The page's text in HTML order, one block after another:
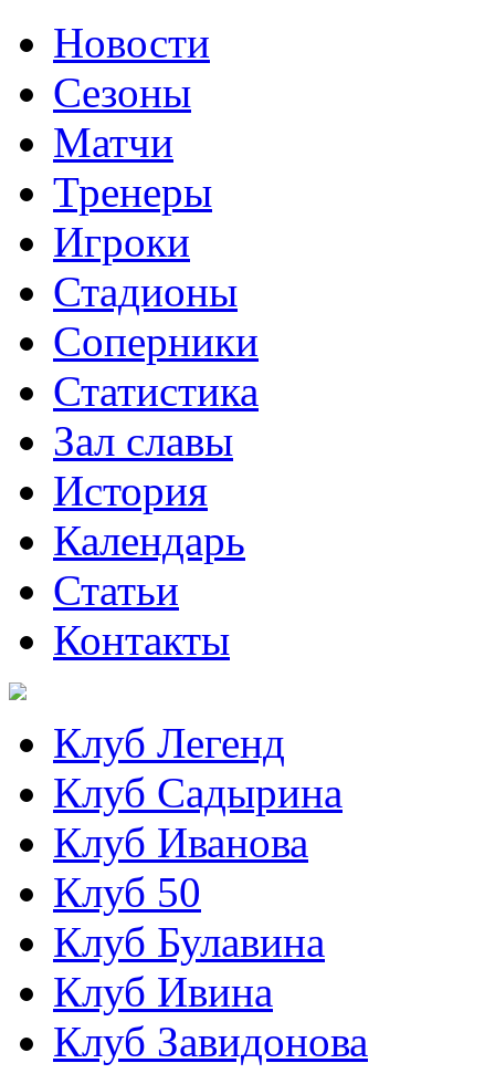
Новости
Сезоны
Матчи
Тренеры
Игроки
Стадионы
Соперники
Статистика
Зал славы
История
Календарь
Статьи
Контакты
Клуб Легенд
Клуб Садырина
Клуб Иванова
Клуб 50
Клуб Булавина
Клуб Ивина
Клуб Завидонова